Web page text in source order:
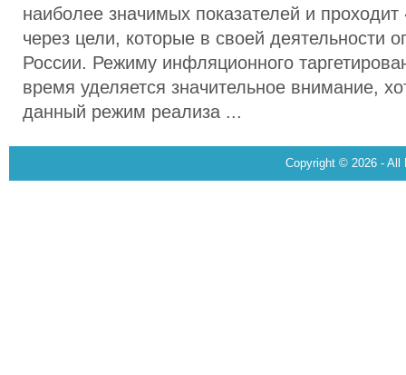
наиболее значимых показателей и проходит
через цели, которые в своей деятельности
России. Режиму инфляционного
время уделяется значительное внимание,
данный режим реализа ...
Copyright © 2026 - All